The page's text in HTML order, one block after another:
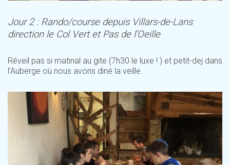
Jour 2 : Rando/course depuis Villars-de-Lans
direction le Col Vert et Pas de l’Oeille
Réveil pas si matinal au gite (7h30 le luxe ! ) et petit-dej dans
l’Auberge où nous avons diné la veille.